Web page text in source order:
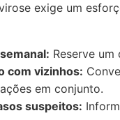
exige um
Reserve
com vizinhos:
em conjunto.
suspeitos: